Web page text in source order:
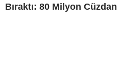
Bıraktı: 80 Milyon